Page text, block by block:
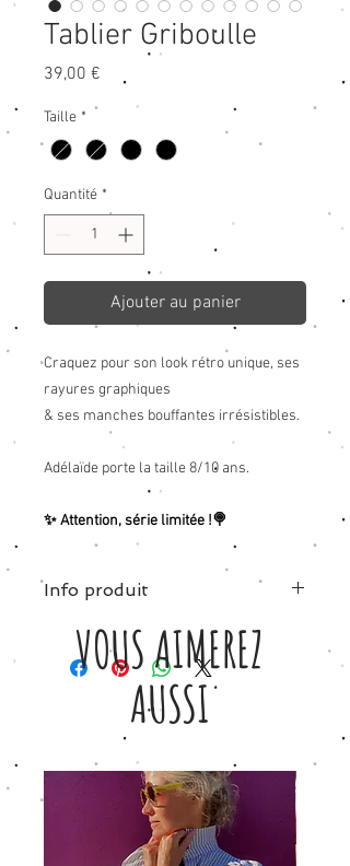
Tablier Griboulle
39,00 €
Taille *
Quantité *
Ajouter au panier
Craquez pour son look rétro unique, ses
rayures graphiques
& ses manches bouffantes irrésistibles.
Adélaïde porte la taille 8/10 ans.
✨ Attention, série limitée !🍭
Info produit
Tissu: 100% coton - grosses rayures
blanc/bleu.
Été comme hiver, ce tablier accompagne
votre enfant toute l'année !
Sa coupe ultra-confortable s'ajuste
parfaitement, avec ou sans gros pull.
VOUS AIMEREZ
AUSSI